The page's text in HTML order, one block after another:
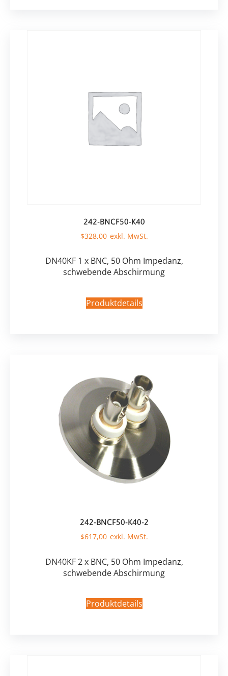
242-BNCF50-K40
$328,00
DN40KF 1 x BNC, 50 Ohm Impedanz,
schwebende Abschirmung
Produktdetails
242-BNCF50-K40-2
$617,00
DN40KF 2 x BNC, 50 Ohm Impedanz,
schwebende Abschirmung
Produktdetails